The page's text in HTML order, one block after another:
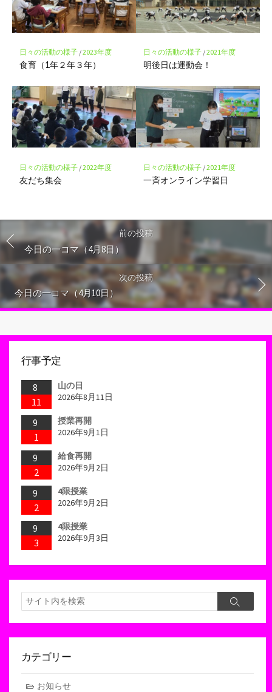
日々の活動の様子/2023年度
食育（1年２年３年）
日々の活動の様子/2021年度
明後日は運動会！
日々の活動の様子/2022年度
友だち集会
日々の活動の様子/2021年度
一斉オンライン学習日
前の投稿
今日の一コマ（4月8日）
次の投稿
今日の一コマ（4月10日）
行事予定
8
11
山の日
2026年8月11日
9
1
授業再開
2026年9月1日
9
2
給食再開
2026年9月2日
9
2
4限授業
2026年9月2日
9
3
4限授業
2026年9月3日
検
索
検
カテゴリー
お知らせ